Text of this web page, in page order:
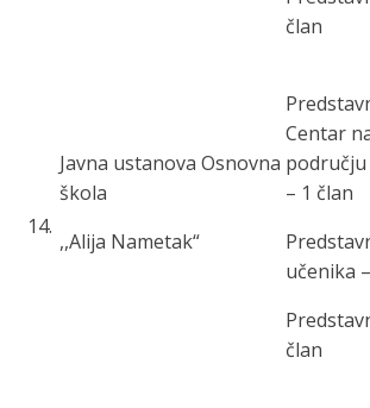
član
14.
Javna ustanova Osnovna
škola
,,Alija Nametak“
Centar
području
– 1 član
učenika
član